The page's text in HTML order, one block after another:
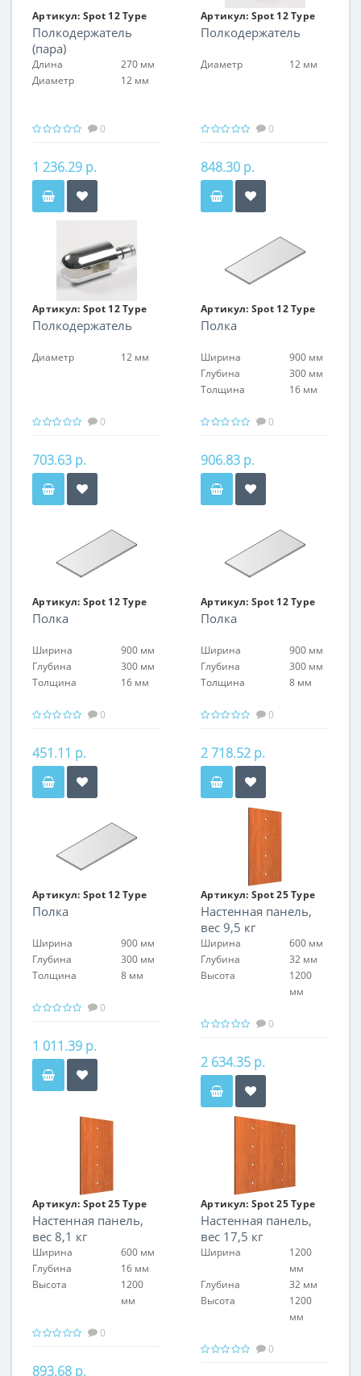
Артикул: Spot 12 Type
19
Полкодержатель
(пара)
Длина
270 мм
Диаметр
12 мм
0
1 236.29 р.
Артикул: Spot 12 Type
20
Полкодержатель
Диаметр 12 мм
0
848.30 р.
Артикул: Spot 12 Type
20
Полкодержатель
Диаметр 12 мм
0
703.63 р.
Артикул: Spot 12 Type
21
Полка
Ширина
900 мм
Глубина
300 мм
Толщина
16 мм
0
906.83 р.
Артикул: Spot 12 Type
21
Полка
Ширина
900 мм
Глубина
300 мм
Толщина
16 мм
0
451.11 р.
Артикул: Spot 12 Type
21
Полка
Ширина
900 мм
Глубина
300 мм
Толщина
8 мм
0
2 718.52 р.
Артикул: Spot 12 Type
21
Полка
Ширина
900 мм
Глубина
300 мм
Толщина
8 мм
0
1 011.39 р.
Артикул: Spot 25 Type
01
Настенная панель,
вес 9,5 кг
Ширина
600 мм
Глубина
32 мм
Высота
1200
мм
0
2 634.35 р.
Артикул: Spot 25 Type
01
Настенная панель,
вес 8,1 кг
Ширина
600 мм
Глубина
16 мм
Высота
1200
мм
0
893.68 р.
Артикул: Spot 25 Type
02
Настенная панель,
вес 17,5 кг
Ширина
1200
мм
Глубина
32 мм
Высота
1200
мм
0